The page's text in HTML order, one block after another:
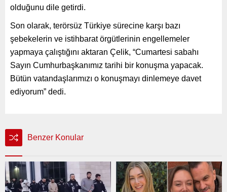
olduğunu dile getirdi.
Son olarak, terörsüz Türkiye sürecine karşı bazı
şebekelerin ve istihbarat örgütlerinin engellemeler
yapmaya çalıştığını aktaran Çelik, “Cumartesi sabahı
Sayın Cumhurbaşkanımız tarihi bir konuşma yapacak.
Bütün vatandaşlarımızı o konuşmayı dinlemeye davet
ediyorum” dedi.
Benzer Konular